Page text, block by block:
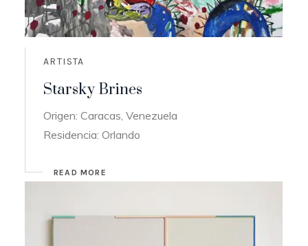
ARTISTA
Starsky Brines
Origen: Caracas, Venezuela
Residencia: Orlando
READ MORE